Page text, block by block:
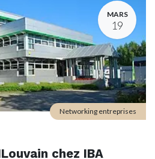
MARS
19
chez IBA
Networking entreprises